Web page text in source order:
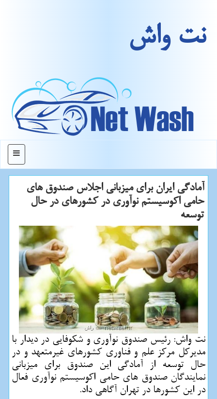
نت واش
منو
آمادگی ایران برای میزبانی اجلاس صندوق های
حامی اكوسیستم نوآوری در كشورهای در حال
توسعه
نت واش: رئیس صندوق نوآوری و شكوفایی در دیدار با
مدیركل مركز علم و فناوری كشورهای غیرمتعهد و در
حال توسعه از آمادگی این صندوق برای میزبانی
نمایندگان صندوق های حامی اكوسیستم نوآوری فعال
در این كشورها در تهران آگاهی داد.